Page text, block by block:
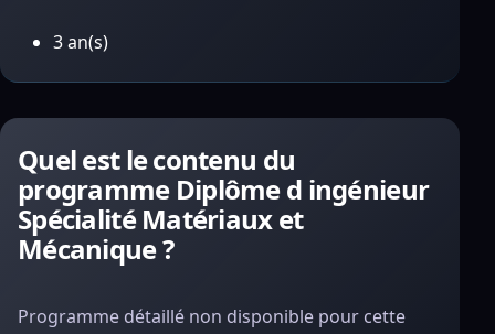
3 an(s)
Quel est le contenu du
programme Diplôme d ingénieur
Spécialité Matériaux et
Mécanique ?
Programme détaillé non disponible pour cette